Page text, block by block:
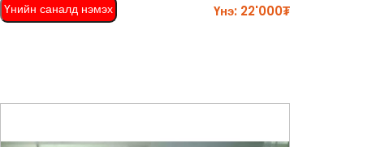
Үнийн саналд нэмэх Үнэ: 22'000₮